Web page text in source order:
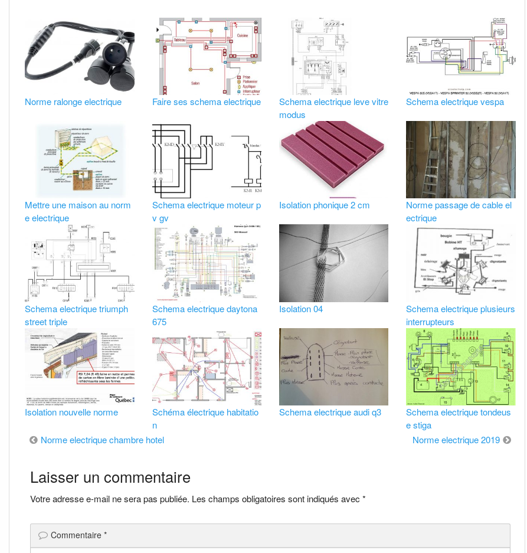
Norme ralonge electrique Faire ses schema electrique
Schema electrique leve vitre
modus
Schema electrique vespa
Mettre une maison au norm
e electrique
Schema electrique moteur p
v gv
Isolation phonique 2 cm
Norme passage de cable el
ectrique
Schema electrique triumph
street triple
Schema electrique daytona
675
Isolation 04
Schema electrique plusieurs
interrupteurs
Isolation nouvelle norme
Schéma électrique habitatio
n
Schema electrique audi q3
Schema electrique tondeus
e stiga
Navigation
de
l’article
Norme electrique chambre hotel Norme electrique 2019
Laisser un commentaire
Votre adresse e-mail ne sera pas publiée. Les champs obligatoires sont indiqués avec *
Commentaire *